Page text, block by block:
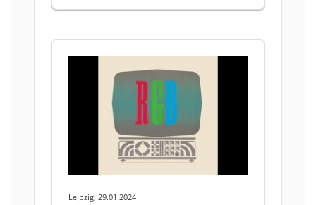
Leipzig, 29.01.2024